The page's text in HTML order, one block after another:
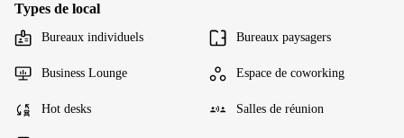
Types de local
Bureaux individuels Bureaux paysagers
Business Lounge Espace de coworking
Hot desks Salles de réunion